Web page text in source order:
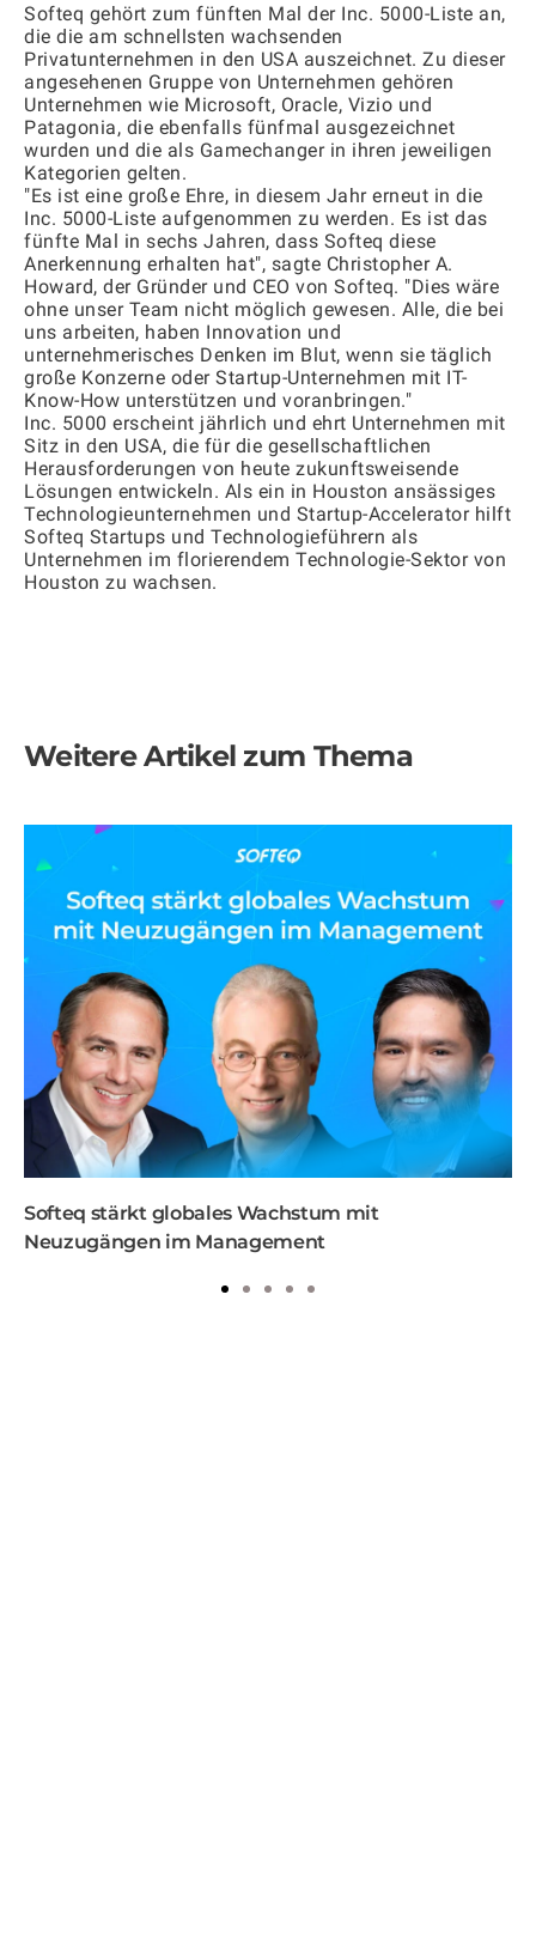
Softeq gehört zum fünften Mal der Inc. 5000-Liste an,
die die am schnellsten wachsenden
Privatunternehmen in den USA auszeichnet. Zu dieser
angesehenen Gruppe von Unternehmen gehören
Unternehmen wie Microsoft, Oracle, Vizio und
Patagonia, die ebenfalls fünfmal ausgezeichnet
wurden und die als Gamechanger in ihren jeweiligen
Kategorien gelten.
"Es ist eine große Ehre, in diesem Jahr erneut in die
Inc. 5000-Liste aufgenommen zu werden. Es ist das
fünfte Mal in sechs Jahren, dass Softeq diese
Anerkennung erhalten hat", sagte Christopher A.
Howard, der Gründer und CEO von Softeq. "Dies wäre
ohne unser Team nicht möglich gewesen. Alle, die bei
uns arbeiten, haben Innovation und
unternehmerisches Denken im Blut, wenn sie täglich
große Konzerne oder Startup-Unternehmen mit IT-
Know-How unterstützen und voranbringen."
Inc. 5000 erscheint jährlich und ehrt Unternehmen mit
Sitz in den USA, die für die gesellschaftlichen
Herausforderungen von heute zukunftsweisende
Lösungen entwickeln. Als ein in Houston ansässiges
Technologieunternehmen und Startup-Accelerator hilft
Softeq Startups und Technologieführern als
Unternehmen im florierendem Technologie-Sektor von
Houston zu wachsen.
Weitere Artikel zum Thema
Softeq stärkt globales Wachstum mit
Neuzugängen im Management
1 2 3 4 5